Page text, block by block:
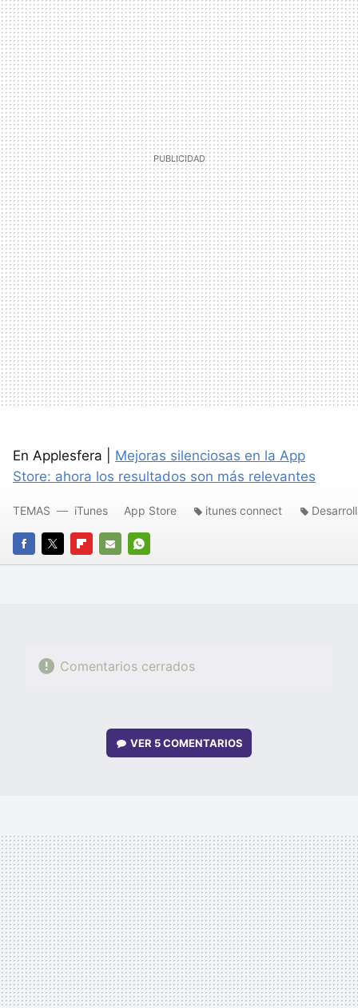
En Applesfera | Mejoras silenciosas en la App
Store: ahora los resultados son más relevantes
FACEBOOK
TWITTERFLIPBOARD
E-
WHATSAPP
TEMAS iTunes App Store itunes connect
Comentarios cerrados
VER 5 COMENTARIOS